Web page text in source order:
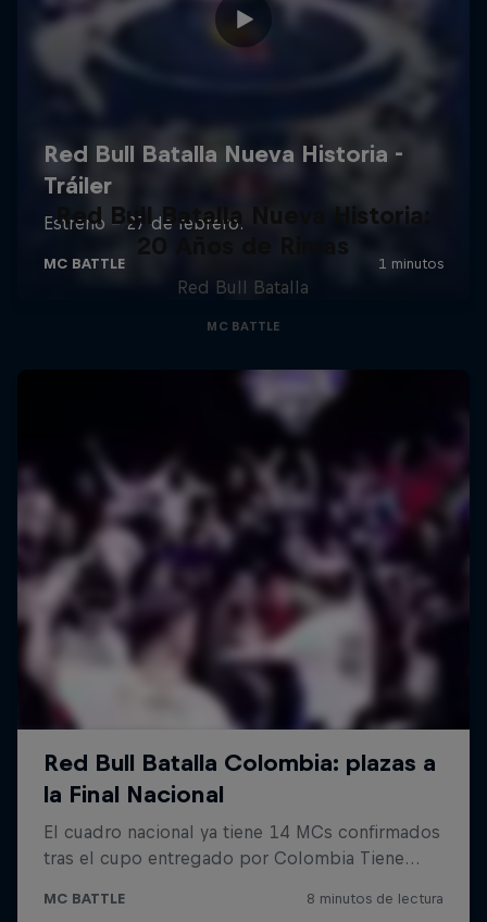
Red Bull Batalla Nueva Historia:
20 Años de Rimas
Red Bull Batalla
MC BATTLE